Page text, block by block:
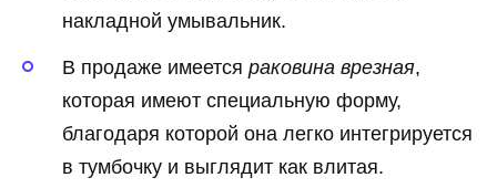
накладной умывальник.
В продаже имеется раковина врезная,
которая имеют специальную форму,
благодаря которой она легко интегрируется
в тумбочку и выглядит как влитая.